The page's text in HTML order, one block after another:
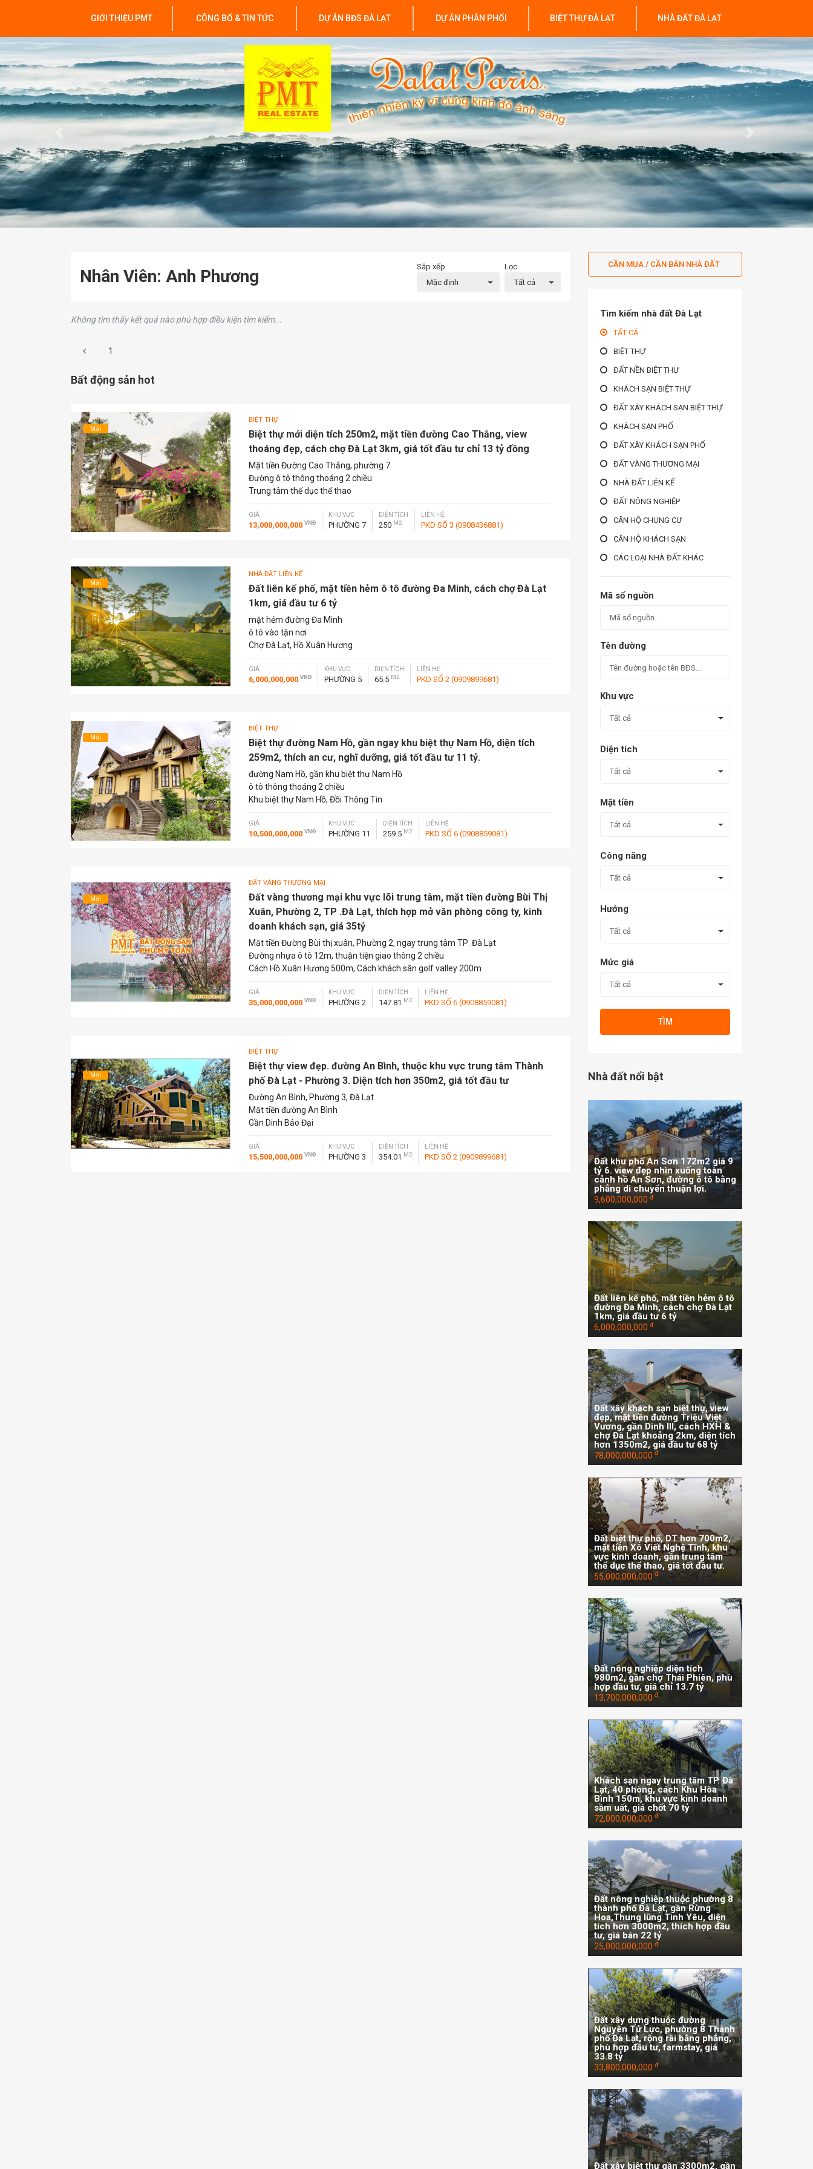
GIỚI THIỆU PMT CÔNG BỐ & TIN TỨC DỰ ÁN BĐS ĐÀ LẠT DỰ ÁN PHÂN PHỐI BIỆT THỰ ĐÀ LẠT NHÀ ĐẤT ĐÀ LẠT
Next
Nhân Viên: Anh Phương
Sắp xếp
Mặc định
Lọc
Tất cả
Không tìm thấy kết quả nào phù hợp điều kiện tìm kiếm...
1
Bất động sản hot
Mới
BIỆT THỰ
Biệt thự mới diện tích 250m2, mặt tiền đường Cao Thắng, view
thoáng đẹp, cách chợ Đà Lạt 3km, giá tốt đầu tư chỉ 13 tỷ đồng
Mặt tiền Đường Cao Thắng, phường 7
Đường ô tô thông thoáng 2 chiều
Trung tâm thể dục thể thao
GIÁ
13,000,000,000 VNĐ
KHU VỰC
PHƯỜNG 7
DIỆN TÍCH
250 M2
LIÊN HỆ
PKD SỐ 3 (0908436881)
Mới
NHÀ ĐẤT LIÊN KẾ
Đất liên kế phố, mặt tiền hẻm ô tô đường Đa Minh, cách chợ Đà Lạt
1km, giá đầu tư 6 tỷ
mặt hẻm đường Đa Minh
ô tô vào tận nơi
Chợ Đà Lạt, Hồ Xuân Hương
GIÁ
6,000,000,000 VNĐ
KHU VỰC
PHƯỜNG 5
DIỆN TÍCH
65.5 M2
LIÊN HỆ
PKD SỐ 2 (0909899681)
Mới
BIỆT THỰ
Biệt thự đường Nam Hồ, gần ngay khu biệt thự Nam Hồ, diện tích
259m2, thích an cư, nghĩ dưỡng, giá tốt đầu tư 11 tỷ.
đường Nam Hồ, gần khu biệt thự Nam Hồ
ô tô thông thoáng 2 chiều
Khu biệt thự Nam Hồ, Đồi Thông Tin
GIÁ
10,500,000,000 VNĐ
KHU VỰC
PHƯỜNG 11
DIỆN TÍCH
259.5 M2
LIÊN HỆ
PKD SỐ 6 (0908859081)
Mới
ĐẤT VÀNG THƯƠNG MẠI
Đất vàng thương mại khu vực lõi trung tâm, mặt tiền đường Bùi Thị
Xuân, Phường 2, TP .Đà Lạt, thích hợp mở văn phòng công ty, kinh
doanh khách sạn, giá 35tỷ
Mặt tiền Đường Bùi thị xuân, Phường 2, ngay trung tâm TP .Đà Lạt
Đường nhựa ô tô 12m, thuận tiện giao thông 2 chiều
Cách Hồ Xuân Hương 500m, Cách khách sân golf valley 200m
GIÁ
35,000,000,000 VNĐ
KHU VỰC
PHƯỜNG 2
DIỆN TÍCH
147.81 M2
LIÊN HỆ
PKD SỐ 6 (0908859081)
Mới
BIỆT THỰ
Biệt thự view đẹp. đường An Bình, thuộc khu vực trung tâm Thành
phố Đà Lạt - Phường 3. Diện tích hơn 350m2, giá tốt đầu tư
Đường An Bình, Phường 3, Đà Lạt
Mặt tiền đường An Bình
Gần Dinh Bảo Đại
GIÁ
15,500,000,000 VNĐ
KHU VỰC
PHƯỜNG 3
DIỆN TÍCH
354.01 M2
LIÊN HỆ
PKD SỐ 2 (0909899681)
CẦN MUA / CẦN BÁN NHÀ ĐẤT
Tìm kiếm nhà đất Đà Lạt
TẤT CẢ
BIỆT THỰ
ĐẤT NỀN BIỆT THỰ
KHÁCH SẠN BIỆT THỰ
ĐẤT XÂY KHÁCH SẠN BIỆT THỰ
KHÁCH SẠN PHỐ
ĐẤT XÂY KHÁCH SẠN PHỐ
ĐẤT VÀNG THƯƠNG MẠI
NHÀ ĐẤT LIÊN KẾ
ĐẤT NÔNG NGHIỆP
CĂN HỘ CHUNG CƯ
CĂN HỘ KHÁCH SẠN
CÁC LOẠI NHÀ ĐẤT KHÁC
Mã số nguồn
Tên đường
Khu vực
Tất cả
Diện tích
Tất cả
Mặt tiền
Tất cả
Công năng
Tất cả
Hướng
Tất cả
Mức giá
Tất cả
TÌM
Nhà đất nổi bật
Đất khu phố An Sơn 172m2 giá 9
tỷ 6. view đẹp nhìn xuống toàn
cảnh hồ An Sơn, đường ô tô bằng
phẳng di chuyển thuận lợi.
9,600,000,000 đ
Đất liên kế phố, mặt tiền hẻm ô tô
đường Đa Minh, cách chợ Đà Lạt
1km, giá đầu tư 6 tỷ
6,000,000,000 đ
Đất xây khách sạn biệt thự, view
đẹp, mặt tiền đường Triệu Việt
Vương, gần Dinh III, cách HXH &
chợ Đà Lạt khoảng 2km, diện tích
hơn 1350m2, giá đầu tư 68 tỷ
78,000,000,000 đ
Đất biệt thự phố, DT hơn 700m2,
mặt tiền Xô Viết Nghệ Tĩnh, khu
vực kinh doanh, gần trung tâm
thể dục thể thao, giá tốt đầu tư.
55,000,000,000đ
Đất nông nghiệp diện tích
980m2, gần chợ Thái Phiên, phù
hợp đầu tư, giá chỉ 13.7 tỷ
13,700,000,000 đ
Khách sạn ngay trung tâm TP. Đà
Lạt, 40 phòng, cách Khu Hòa
Bình 150m, khu vực kinh doanh
sầm uất, giá chốt 70 tỷ
72,000,000,000 đ
Đất nông nghiệp thuộc phường 8
thành phố Đà Lạt, gần Rừng
Hoa,Thung lũng Tình Yêu, diện
tích hơn 3000m2, thích hợp đầu
tư, giá bán 22 tỷ
25,000,000,000 đ
Đất xây dựng thuộc đường
Nguyên Tử Lực, phường 8 Thành
phố Đà Lạt, rộng rãi bằng phẳng,
phù hợp đầu tư, farmstay, giá
33.8 tỷ
33,800,000,000 đ
Đất xây biệt thự gần 3300m2, gần